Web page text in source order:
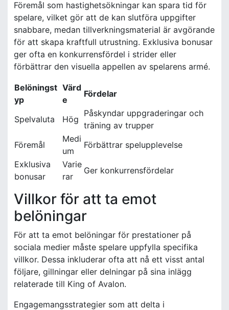
Föremål som hastighetsökningar kan spara tid för
spelare, vilket gör att de kan slutföra uppgifter
snabbare, medan tillverkningsmaterial är avgörande
för att skapa kraftfull utrustning. Exklusiva bonusar
ger ofta en konkurrensfördel i strider eller
förbättrar den visuella appellen av spelarens armé.
Belöningst
yp
Värd
e
Fördelar
Spelvaluta Hög
Påskyndar uppgraderingar och
träning av trupper
Föremål
Medi
um
Förbättrar spelupplevelse
Exklusiva
bonusar
Varie
rar
Ger konkurrensfördelar
Villkor för att ta emot
belöningar
För att ta emot belöningar för prestationer på
sociala medier måste spelare uppfylla specifika
villkor. Dessa inkluderar ofta att nå ett visst antal
följare, gillningar eller delningar på sina inlägg
relaterade till King of Avalon.
Engagemangsstrategier som att delta i